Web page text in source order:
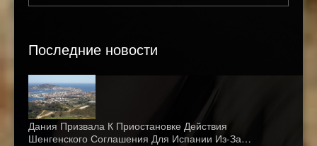
Последние новости
Дания Призвала К Приостановке Действия
Шенгенского Соглашения Для Испании Из-За…